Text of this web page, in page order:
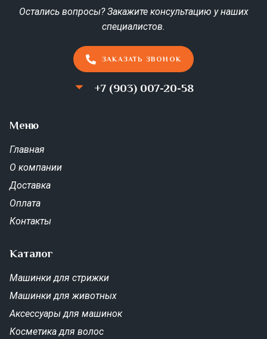
Остались вопросы? Закажите консультацию у наших
специалистов.
ЗАКАЗАТЬ ЗВОНОК
+7 (903) 007-20-58
Меню
Главная
О компании
Доставка
Оплата
Контакты
Каталог
Машинки для стрижки
Машинки для животных
Аксессуары для машинок
Косметика для волос